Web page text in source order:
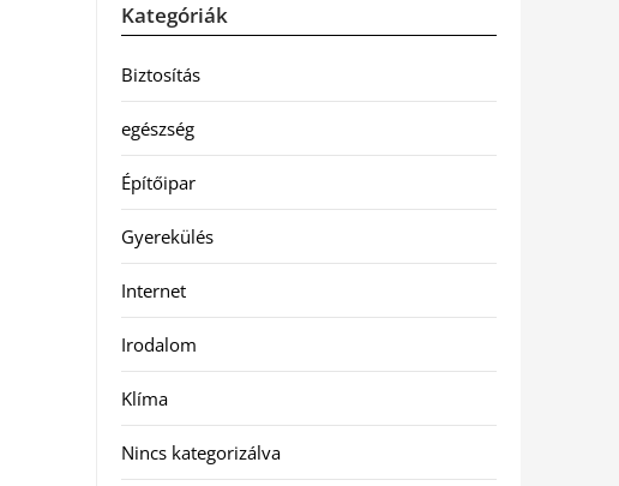
Kategóriák
Biztosítás
egészség
Építőipar
Gyerekülés
Internet
Irodalom
Klíma
Nincs kategorizálva